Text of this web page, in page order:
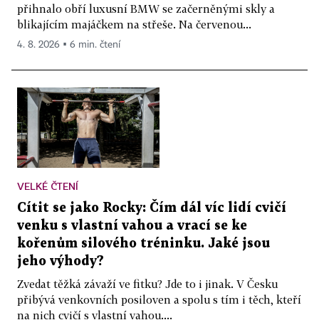
přihnalo obří luxusní BMW se začerněnými skly a
blikajícím majáčkem na střeše. Na červenou...
4. 8. 2026 ▪ 6 min. čtení
VELKÉ ČTENÍ
Cítit se jako Rocky: Čím dál víc lidí cvičí
venku s vlastní vahou a vrací se ke
kořenům silového tréninku. Jaké jsou
jeho výhody?
Zvedat těžká závaží ve fitku? Jde to i jinak. V Česku
přibývá venkovních posiloven a spolu s tím i těch, kteří
na nich cvičí s vlastní vahou....